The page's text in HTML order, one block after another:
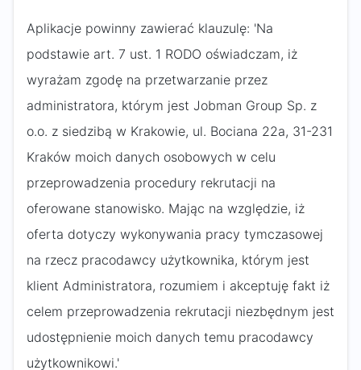
Aplikacje powinny zawierać klauzulę: 'Na
podstawie art. 7 ust. 1 RODO oświadczam, iż
wyrażam zgodę na przetwarzanie przez
administratora, którym jest Jobman Group Sp. z
o.o. z siedzibą w Krakowie, ul. Bociana 22a, 31-231
Kraków moich danych osobowych w celu
przeprowadzenia procedury rekrutacji na
oferowane stanowisko. Mając na względzie, iż
oferta dotyczy wykonywania pracy tymczasowej
na rzecz pracodawcy użytkownika, którym jest
klient Administratora, rozumiem i akceptuję fakt iż
celem przeprowadzenia rekrutacji niezbędnym jest
udostępnienie moich danych temu pracodawcy
użytkownikowi.'